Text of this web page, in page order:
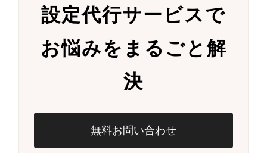
設定代行サービスで
お悩みをまるごと解
決
無料お問い合わせ